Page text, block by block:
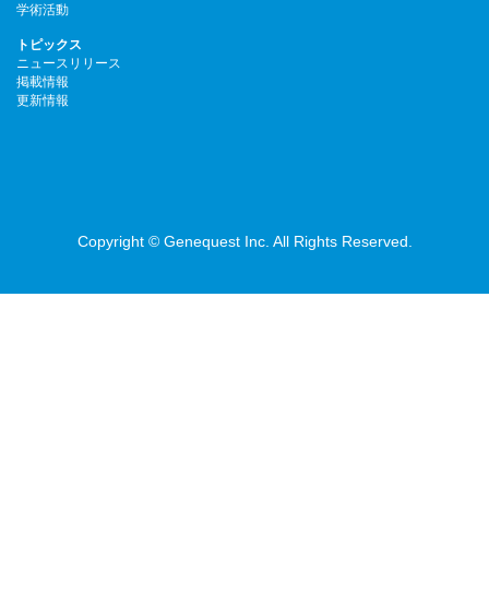
学術活動
トピックス
ニュースリリース
掲載情報
更新情報
Copyright © Genequest Inc. All Rights Reserved.